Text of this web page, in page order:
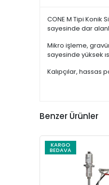
CONE M Tipi Konik
sayesinde dar
Mikro işleme,
sayesinde yüksek
Kalıpçılar, hassas
Benzer Ürünler
KARGO
BEDAVA